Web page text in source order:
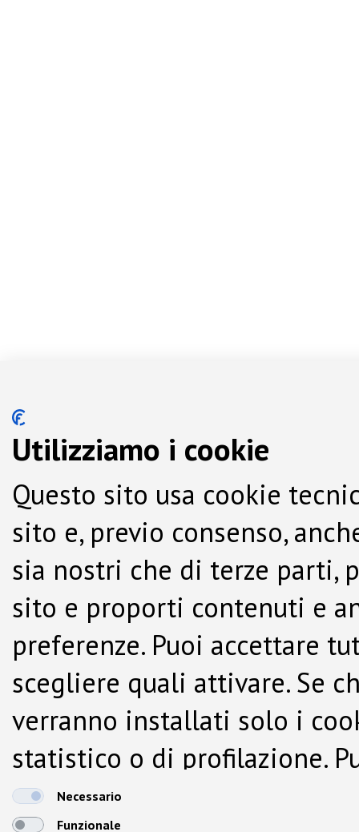
Utilizziamo i cookie
Questo sito usa cookie
sito e, previo consenso,
sia nostri che di terze parti,
sito e proporti contenuti e
preferenze. Puoi accettare
scegliere quali attivare. Se
verranno installati solo i
statistico o di profilazione.
dalla Cookie Policy.
Necessario
Funzionale